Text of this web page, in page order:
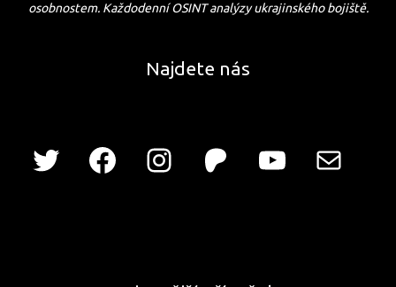
osobnostem. Každodenní OSINT analýzy ukrajinského bojiště.
Najdete nás